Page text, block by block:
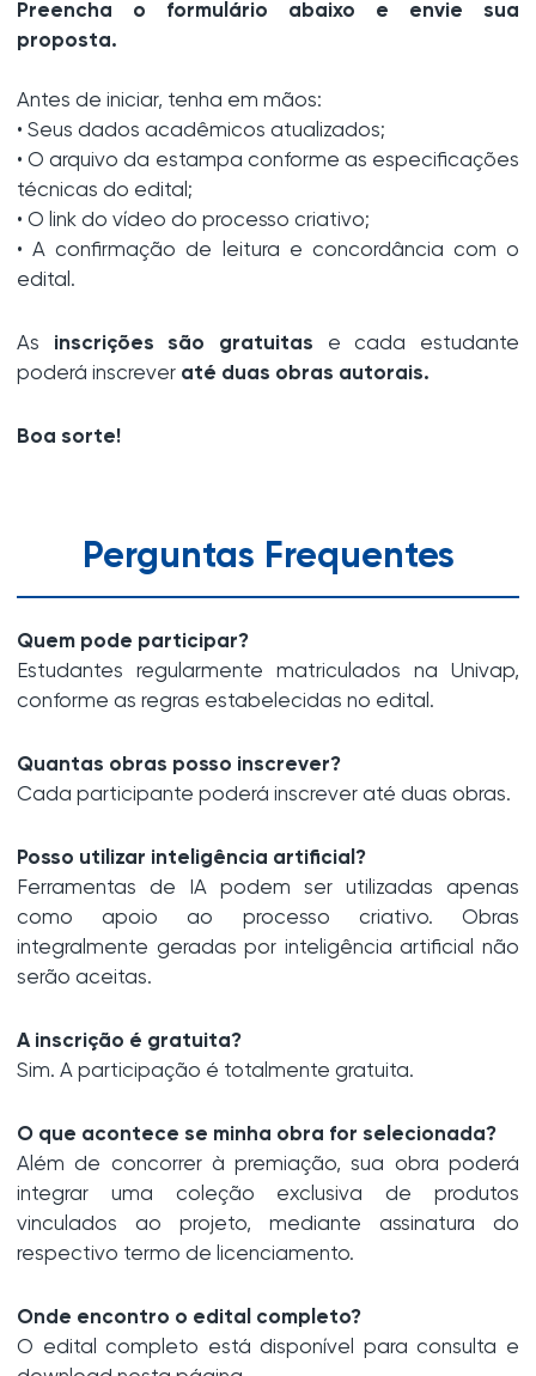
Preencha o formulário abaixo e envie sua
proposta.
Antes de iniciar, tenha em mãos:
• Seus dados acadêmicos atualizados;
• O arquivo da estampa conforme as especificações
técnicas do edital;
• O link do vídeo do processo criativo;
• A confirmação de leitura e concordância com o
edital.
As inscrições são gratuitas e cada estudante
poderá inscrever até duas obras autorais.
Boa sorte!
Perguntas Frequentes
Quem pode participar?
Estudantes regularmente matriculados na Univap,
conforme as regras estabelecidas no edital.
Quantas obras posso inscrever?
Cada participante poderá inscrever até duas obras.
Posso utilizar inteligência artificial?
Ferramentas de IA podem ser utilizadas apenas
como apoio ao processo criativo. Obras
integralmente geradas por inteligência artificial não
serão aceitas.
A inscrição é gratuita?
Sim. A participação é totalmente gratuita.
O que acontece se minha obra for selecionada?
Além de concorrer à premiação, sua obra poderá
integrar uma coleção exclusiva de produtos
vinculados ao projeto, mediante assinatura do
respectivo termo de licenciamento.
Onde encontro o edital completo?
O edital completo está disponível para consulta e